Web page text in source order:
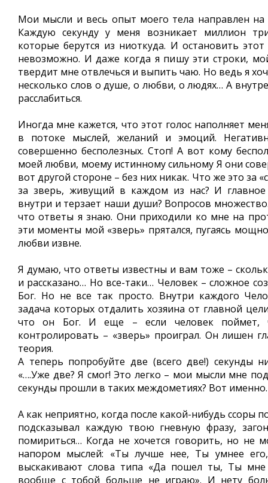
Мои мысли и весь опыт моего тела направлен
Каждую секунду у меня возникает миллион
которые берутся из ниоткуда. И остановить
невозможно. И даже когда я пишу эти строки,
твердит мне отвлечься и выпить чаю. Но ведь я
несколько слов о душе, о любви, о людях… А
расслабиться.
Иногда мне кажется, что этот голос наполняет
в потоке мыслей, желаний и эмоций.
совершенно бесполезных. Стоп! А вот кому
моей любви, моему истинному сильному Я они
вот другой стороне – без них никак. Что же это за
за зверь, живущий в каждом из нас? И
внутри и терзает наши души? Вопросов
что ответы я знаю. Они приходили ко мне на
эти моменты мой «зверь» прятался, пугаясь
любви извне.
Я думаю, что ответы известны и вам тоже –
и рассказано… Но все-таки… Человек – сложное
Бог. Но не все так просто. Внутри каждого
задача которых отдалить хозяина от главной
что он Бог. И еще – если человек поймет,
контролировать – «зверь» проиграл. Он лишен
теория.
А теперь попробуйте две (всего две!) секунды
«….Уже две? Я смог! Это легко – мои мысли мне
секунды прошли в таких междометиях? Вот именно.
А как неприятно, когда после какой-нибудь ссоры
подсказывал каждую твою гневную фразу,
помириться… Когда не хочется говорить, но не
напором мыслей: «Ты лучше нее, Ты умнее
выскакивают слова типа «Да пошел ты, Ты
вообще с тобой больше не играю». И нету